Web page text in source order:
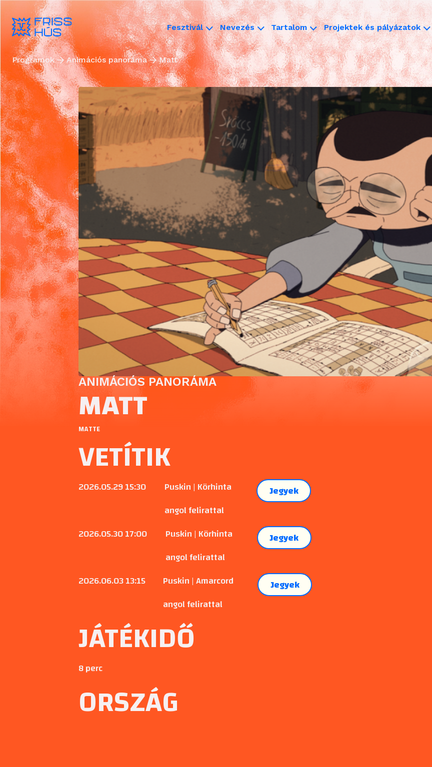
Fesztivál Nevezés Tartalom Projektek és pályázatok
Programok Animációs panoráma Matt
ANIMÁCIÓS PANORÁMA
MATT
MATTE
VETÍTIK
2026.05.29 15:30
Puskin | Körhinta
angol felirattal
Jegyek
2026.05.30 17:00
Puskin | Körhinta
angol felirattal
Jegyek
2026.06.03 13:15
Puskin | Amarcord
angol felirattal
Jegyek
JÁTÉKIDŐ
8 perc
ORSZÁG